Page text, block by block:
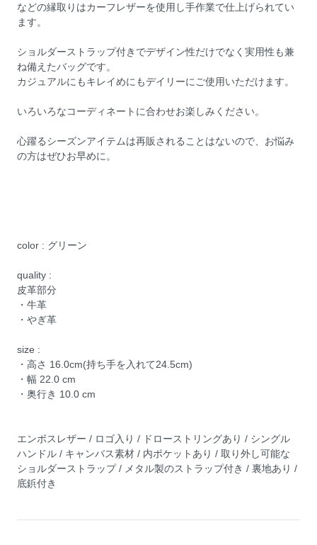
などの縁取りはカーフレザーを使用し手作業で仕上げられてい
ます。
ショルダーストラップ付きでデザイン性だけでなく実用性も兼
ね備えたバッグです。
カジュアルにもキレイめにもデイリーにご使用いただけます。
いろいろなコーディネートに合わせお楽しみください。
心躍るシーズンアイテムは再販されることはないので、お悩み
の方はぜひお早めに。
color : グリーン
quality :
皮革部分
・牛革
・やぎ革
size :
・高さ 16.0cm(持ち手を入れて24.5cm)
・幅 22.0 cm
・奥行き 10.0 cm
エンボスレザー / ロゴ入り / ドローストリングあり / シングル
ハンドル / キャンバス素材 / 内ポケットあり / 取り外し可能な
ショルダーストラップ / メタル製のストラップ付き / 裏地あり /
底鋲付き